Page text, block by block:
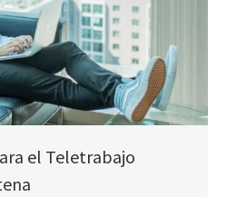
el Teletrabajo